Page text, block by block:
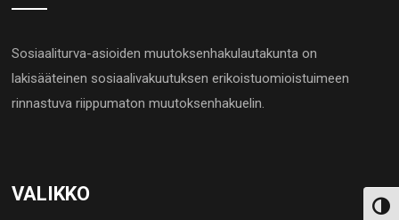
Sosiaaliturva-asioiden muutoksenhakulautakunta on
lakisääteinen sosiaalivakuutuksen erikoistuomioistuimeen
rinnastuva riippumaton muutoksenhakuelin.
VALIKKO